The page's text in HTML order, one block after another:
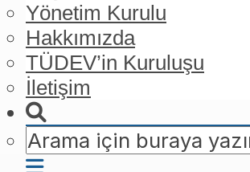
Yönetim Kurulu
Hakkımızda
TÜDEV’in Kuruluşu
İletişim